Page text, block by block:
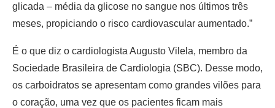
glicada – média da glicose no sangue nos últimos três
meses, propiciando o risco cardiovascular aumentado.”
É o que diz o cardiologista Augusto Vilela, membro da
Sociedade Brasileira de Cardiologia (SBC). Desse modo,
os carboidratos se apresentam como grandes vilões para
o coração, uma vez que os pacientes ficam mais